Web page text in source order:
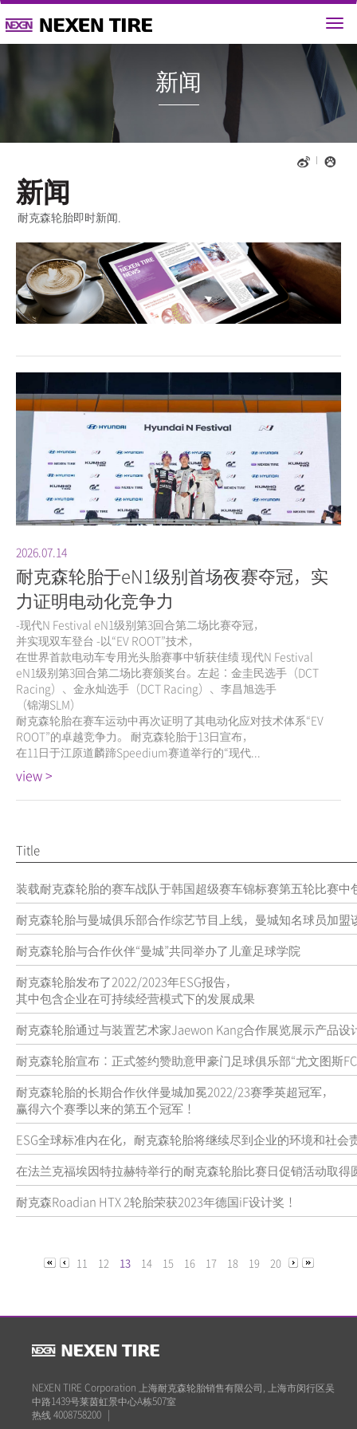
新闻
新闻
耐克森轮胎即时新闻.
2026.07.14
耐克森轮胎于eN1级别首场夜赛夺冠，实
力证明电动化竞争力
-现代N Festival eN1级别第3回合第二场比赛夺冠，
并实现双车登台 -以“EV ROOT”技术，
在世界首款电动车专用光头胎赛事中斩获佳绩 现代N Festival
eN1级别第3回合第二场比赛颁奖台。左起：金圭民选手（DCT
Racing）、金永灿选手（DCT Racing）、李昌旭选手
（锦湖SLM）
耐克森轮胎在赛车运动中再次证明了其电动化应对技术体系“EV
ROOT”的卓越竞争力。 耐克森轮胎于13日宣布，
在11日于江原道麟蹄Speedium赛道举行的“现代...
view >
Title
装载耐克森轮胎的赛车战队于韩国超级赛车锦标赛第五轮比赛中
耐克森轮胎与曼城俱乐部合作综艺节目上线，曼城知名球员加盟
耐克森轮胎与合作伙伴“曼城”共同举办了儿童足球学院
耐克森轮胎发布了2022/2023年ESG报告，
其中包含企业在可持续经营模式下的发展成果
耐克森轮胎通过与装置艺术家Jaewon Kang合作展览展示产品设
耐克森轮胎宣布：正式签约赞助意甲豪门足球俱乐部“尤文图斯
耐克森轮胎的长期合作伙伴曼城加冕2022/23赛季英超冠军，
赢得六个赛季以来的第五个冠军！
ESG全球标准内在化，耐克森轮胎将继续尽到企业的环境和社会
在法兰克福埃因特拉赫特举行的耐克森轮胎比赛日促销活动取得
耐克森Roadian HTX 2轮胎荣获2023年德国iF设计奖！
11 12 13 14 15 16 17 18 19 20
NEXEN TIRE Corporation 上海耐克森轮胎销售有限公司, 上海市闵行区吴
中路1439号莱茵虹景中心A栋507室
热线 4008758200